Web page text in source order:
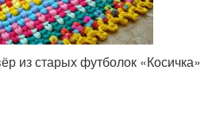
из старых футболок «Косичка»